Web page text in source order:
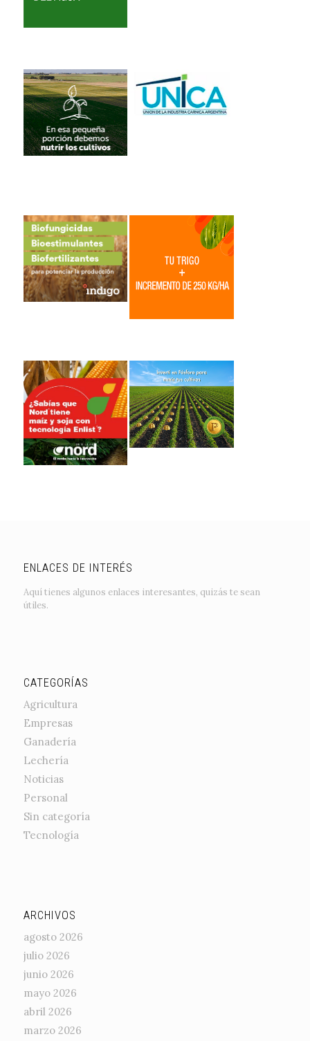
ENLACES DE INTERÉS
Aquí tienes algunos enlaces interesantes, quizás te sean
útiles.
CATEGORÍAS
Agricultura
Empresas
Ganadería
Lechería
Noticias
Personal
Sin categoría
Tecnología
ARCHIVOS
agosto 2026
julio 2026
junio 2026
mayo 2026
abril 2026
marzo 2026